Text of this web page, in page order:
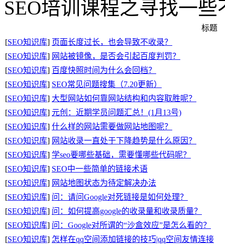
SEO培训课程之寻找一
标题
[SEO知识库] 页面长度过长，也会导致不收录？
[SEO知识库] 网站被镜像，是否会引起百度判罚？
[SEO知识库] 百度快照时间为什么会回档？
[SEO知识库] SEO常见问题搜集（7.20更新）
[SEO知识库] 大型网站如何靠网站结构和内容取胜呢？
[SEO知识库] 元创：近期学员问题汇总！(1月13号)
[SEO知识库] 什么样的网站需要做网站地图呢？
[SEO知识库] 网站收录一直处于下降趋势是什么原因？
[SEO知识库] 学seo要哪些基础，需要懂哪些代码呢？
[SEO知识库] SEO中一些简单的链接术语
[SEO知识库] 网站地图状态为待定解决办法
[SEO知识库] 问：请问Google对死链接是如何处理？
[SEO知识库] 问：如何提高google的收录量和收录质量？
[SEO知识库] 问：Google对所谓的“沙盒效应”是怎么看的？
[SEO知识库] 怎样在qq空间添加链接的技巧|qq空间友情连接